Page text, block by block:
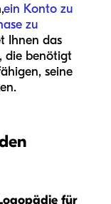
ein Konto zu
zu
Ihnen das
die benötigt
seine
für